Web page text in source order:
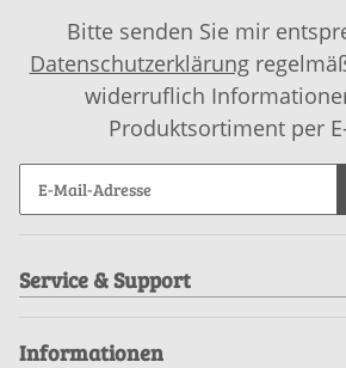
Bitte senden Sie mir
Datenschutzerklärung
widerruflich
Produktsortiment per
Service & Support
Informationen